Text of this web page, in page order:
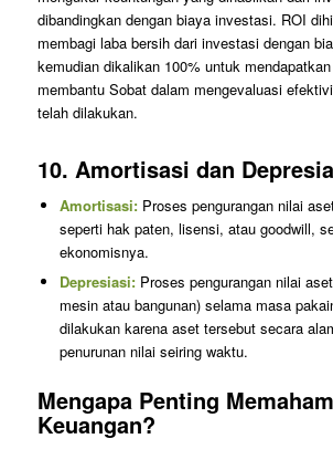
dibandingkan dengan biaya investasi. ROI
membagi laba bersih dari investasi dengan
kemudian dikalikan 100% untuk
membantu Sobat dalam mengevaluasi
telah dilakukan.
10. Amortisasi dan
Amortisasi:Proses pengurangan nilai
seperti hak paten, lisensi, atau goodwill,
ekonomisnya.
Depresiasi:Proses pengurangan nilai
mesin atau bangunan) selama masa
dilakukan karena aset tersebut secara
penurunan nilai seiring waktu.
Mengapa Penting
Keuangan?